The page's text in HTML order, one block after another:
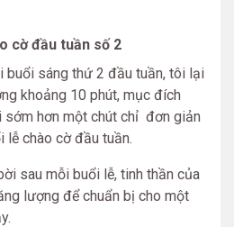
cờ đầu tuần số 2
buổi sáng thứ 2 đầu tuần, tôi lại
khoảng 10 phút, mục đích
sớm hơn một chút chỉ đơn giản
lễ chào cờ đầu tuần.
sau mỗi buổi lễ, tinh thần của
lượng để chuẩn bị cho một